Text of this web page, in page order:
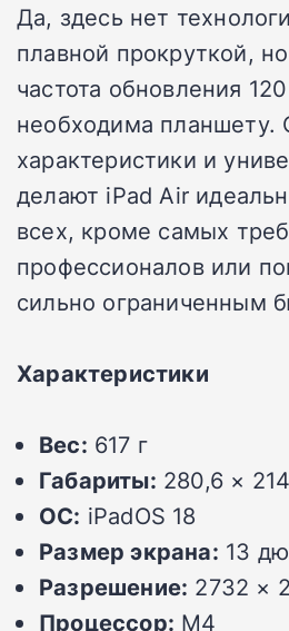
Да, здесь нет
плавной прокруткой,
частота обновления
необходима планшету.
характеристики и
делают iPad Air
всех, кроме самых
профессионалов или
сильно ограниченным
Характеристики
Вес: 617 г
Габариты: 280,6 ×
ОС: iPadOS 18
Размер экрана: 13
Разрешение: 2732 ×
Процессор: M4